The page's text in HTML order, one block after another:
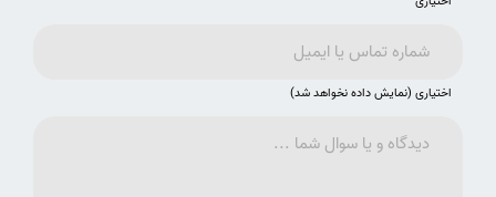
اختیاری (نمایش داده نخواهد شد)